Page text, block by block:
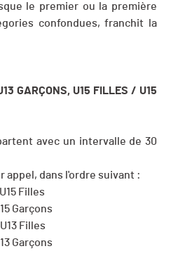
le premier ou la première
confondues, franchit la
GARÇONS, U15 FILLES / U15
avec un intervalle de 30
appel, dans l'ordre suivant :
Filles
Garçons
Filles
Garçons